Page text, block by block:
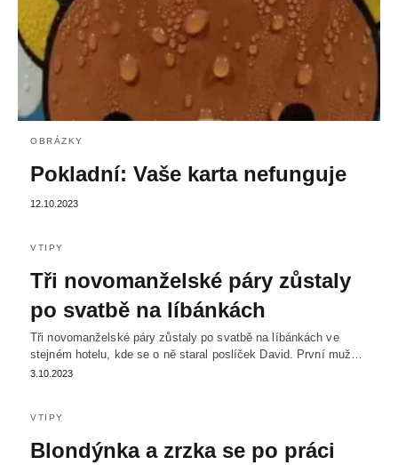
OBRÁZKY
Pokladní: Vaše karta nefunguje
12.10.2023
VTIPY
Tři novomanželské páry zůstaly
po svatbě na líbánkách
Tři novomanželské páry zůstaly po svatbě na líbánkách ve
stejném hotelu, kde se o ně staral poslíček David. První muž…
3.10.2023
VTIPY
Blondýnka a zrzka se po práci